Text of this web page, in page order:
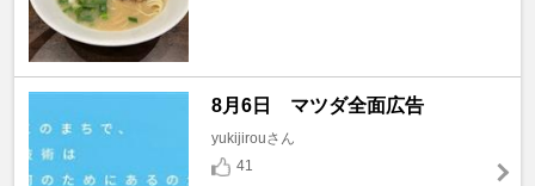
8月6日 マツダ全面広告
yukijirouさん
41